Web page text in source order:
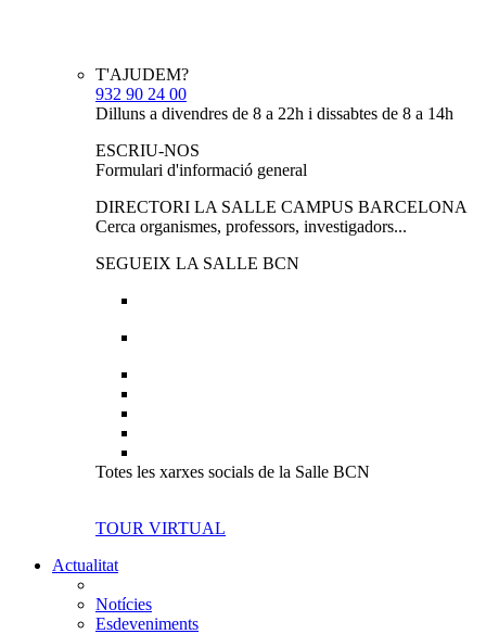
T'AJUDEM?
932 90 24 00
Dilluns a divendres de 8 a 22h i dissabtes de 8 a 14h
ESCRIU-NOS
Formulari d'informació general
DIRECTORI LA SALLE CAMPUS BARCELONA
Cerca organismes, professors, investigadors...
SEGUEIX LA SALLE BCN
Totes les xarxes socials de la Salle BCN
TOUR VIRTUAL
Actualitat
Notícies
Esdeveniments